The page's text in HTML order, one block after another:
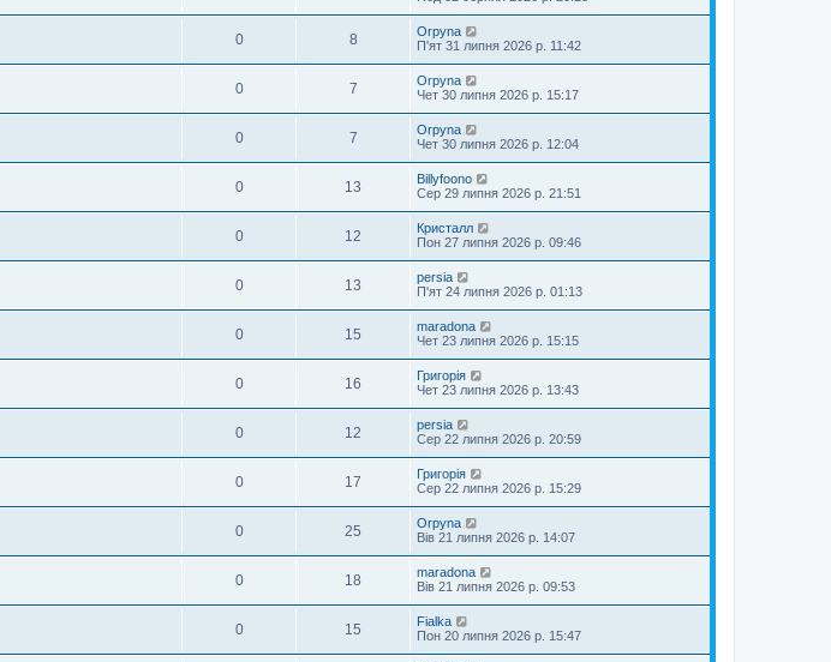
0 8
Orpyna
П'ят 31 липня 2026 р. 11:42
0 7
Orpyna
Чет 30 липня 2026 р. 15:17
0 7
Orpyna
Чет 30 липня 2026 р. 12:04
0 13
Billyfoono
Сер 29 липня 2026 р. 21:51
0 12
Кристалл
Пон 27 липня 2026 р. 09:46
0 13
persia
П'ят 24 липня 2026 р. 01:13
0 15
maradona
Чет 23 липня 2026 р. 15:15
0 16
Григорія
Чет 23 липня 2026 р. 13:43
0 12
persia
Сер 22 липня 2026 р. 20:59
0 17
Григорія
Сер 22 липня 2026 р. 15:29
0 25
Orpyna
Вів 21 липня 2026 р. 14:07
0 18
maradona
Вів 21 липня 2026 р. 09:53
0 15
Fialka
Пон 20 липня 2026 р. 15:47